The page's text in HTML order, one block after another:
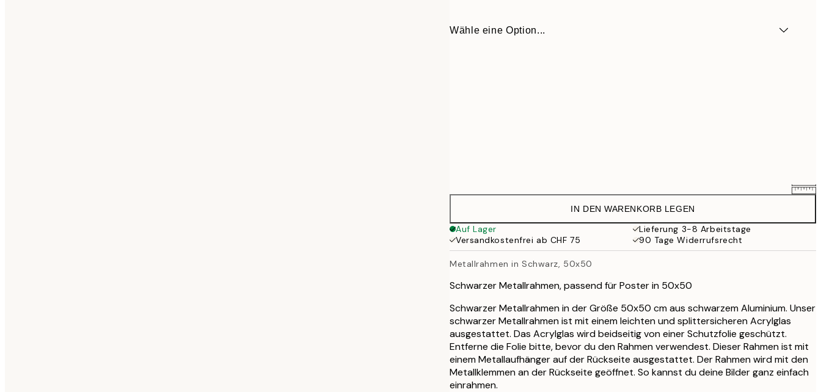
Wähle eine Option...
CHF 14.95
CHF 21
40x50 cm
CHF 55.95
50x50 cm CHF 47.56
50x70 cm CHF 56.95
CHF 67
IN DEN WARENKORB LEGEN
Auf Lager
Lieferung 3-8 Arbeitstage
Versandkostenfrei ab CHF 75
90 Tage Widerrufsrecht
Metallrahmen in Schwarz, 50x50
Schwarzer Metallrahmen, passend für Poster in 50x50
Schwarzer Metallrahmen in der Größe 50x50 cm aus schwarzem Aluminium. Unser
schwarzer Metallrahmen ist mit einem leichten und splittersicheren Acrylglas
ausgestattet. Das Acrylglas wird beidseitig von einer Schutzfolie geschützt.
Entferne die Folie bitte, bevor du den Rahmen verwendest. Dieser Rahmen ist mit
einem Metallaufhänger auf der Rückseite ausgestattet. Der Rahmen wird mit den
Metallklemmen an der Rückseite geöffnet. So kannst du deine Bilder ganz einfach
einrahmen.